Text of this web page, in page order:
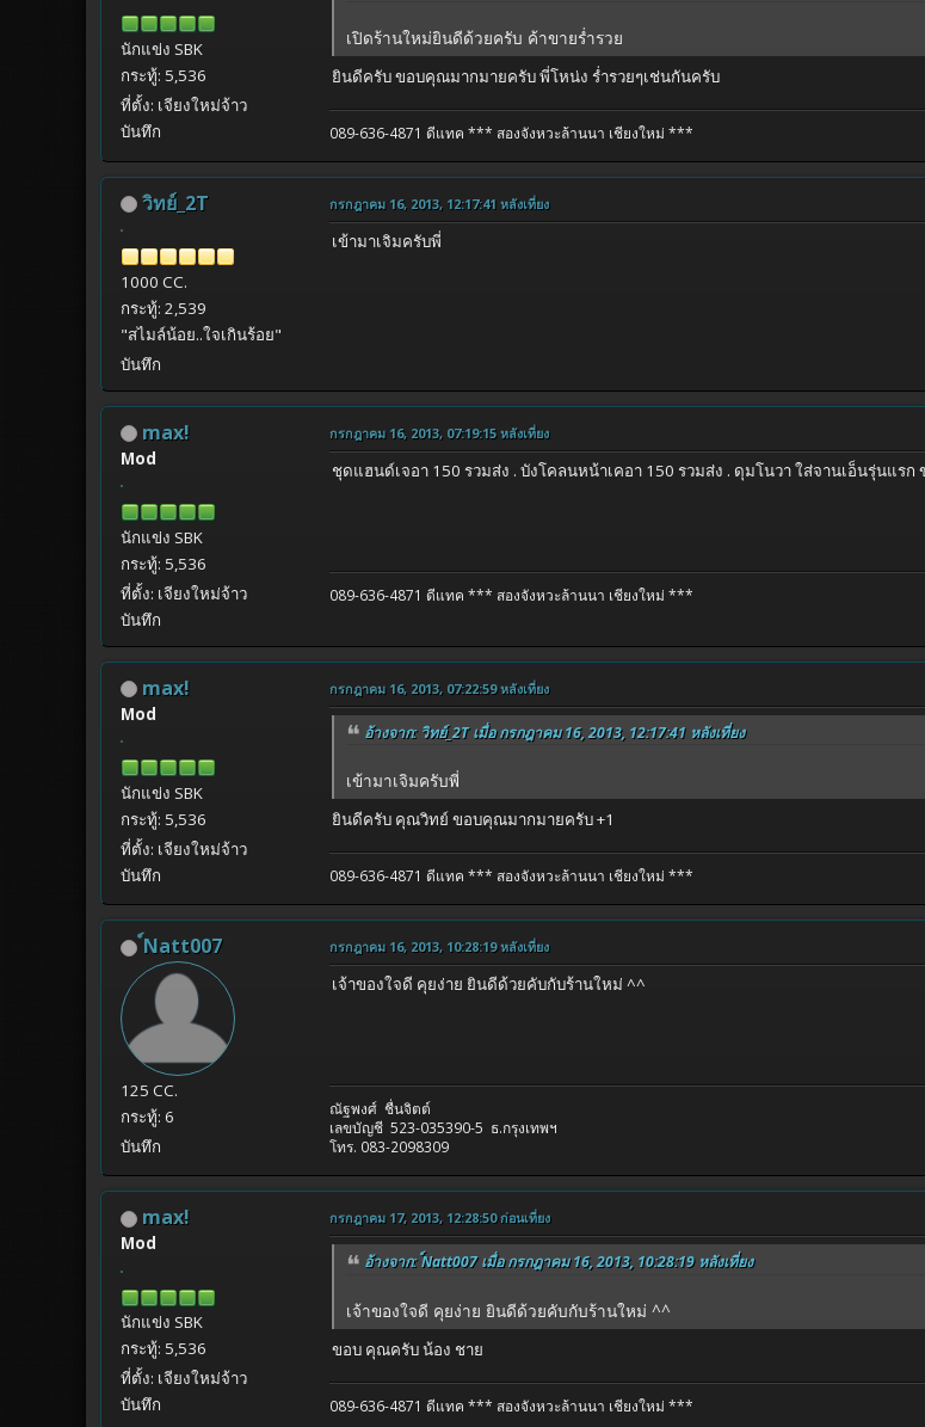
นักแข่ง SBK
กระทู้: 5,536
ที่ตั้ง: เจียงใหม่จ้าว
บันทึก
เปิดร้านใหม่ยินดีด้วยครับ ค้าขายร่ำรวย
ยินดีครับ ขอบคุณมากมายครับ พี่โหน่ง ร่ำรวยๆเช่นกันครับ
089-636-4871 ดีแทค *** สองจังหวะล้านนา เชียงใหม่ ***
วิทย์_2T
1000 CC.
กระทู้: 2,539
"สไมล์น้อย..ใจเกินร้อย"
บันทึก
กรกฎาคม 16, 2013, 12:17:41 หลังเที่ยง
เข้ามาเจิมครับพี่
max!
Mod
นักแข่ง SBK
กระทู้: 5,536
ที่ตั้ง: เจียงใหม่จ้าว
บันทึก
กรกฎาคม 16, 2013, 07:19:15 หลังเที่ยง
ชุดแฮนด์เจอา 150 รวมส่ง . บังโคลนหน้าเคอา 150 รวมส่ง . ดุมโนวา ใส่จานเอ็นรุ่นแรก
089-636-4871 ดีแทค *** สองจังหวะล้านนา เชียงใหม่ ***
max!
Mod
นักแข่ง SBK
กระทู้: 5,536
ที่ตั้ง: เจียงใหม่จ้าว
บันทึก
กรกฎาคม 16, 2013, 07:22:59 หลังเที่ยง
อ้างจาก: วิทย์_2T เมื่อ กรกฎาคม 16, 2013, 12:17:41 หลังเที่ยง
เข้ามาเจิมครับพี่
ยินดีครับ คุณวิทย์ ขอบคุณมากมายครับ +1
089-636-4871 ดีแทค *** สองจังหวะล้านนา เชียงใหม่ ***
์Natt007
125 CC.
กระทู้: 6
บันทึก
กรกฎาคม 16, 2013, 10:28:19 หลังเที่ยง
เจ้าของใจดี คุยง่าย ยินดีด้วยคับกับร้านใหม่ ^^
ณัฐพงศ์ ชื่นจิตต์
เลขบัญชี 523-035390-5 ธ.กรุงเทพฯ
โทร. 083-2098309
max!
Mod
นักแข่ง SBK
กระทู้: 5,536
ที่ตั้ง: เจียงใหม่จ้าว
บันทึก
กรกฎาคม 17, 2013, 12:28:50 ก่อนเที่ยง
อ้างจาก: ์Natt007 เมื่อ กรกฎาคม 16, 2013, 10:28:19 หลังเที่ยง
เจ้าของใจดี คุยง่าย ยินดีด้วยคับกับร้านใหม่ ^^
ขอบ คุณครับ น้อง ชาย
089-636-4871 ดีแทค *** สองจังหวะล้านนา เชียงใหม่ ***